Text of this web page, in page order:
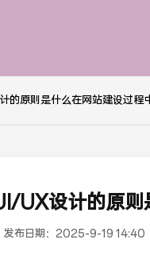
的原则是什么在网站建设过程
UX设计的原则
发布日期： 2025-9-19 14:40